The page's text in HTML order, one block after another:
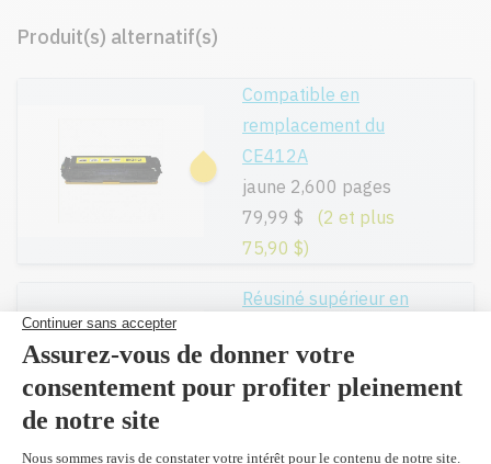
Produit(s) alternatif(s)
Compatible en
remplacement du
CE412A
jaune 2,600 pages
79,99 $
(2 et plus
75,90 $)
Réusiné supérieur en
CE412A
jaune 2,600 pages
91,00 $)